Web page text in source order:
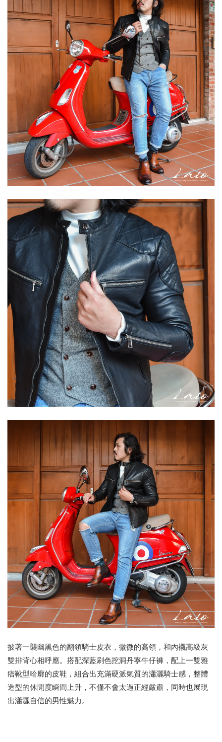
披著一襲幽黑色的翻領騎士皮衣，微微的高領，和內襯高級灰
雙排背心相呼應。搭配深藍刷色挖洞丹寧牛仔褲，配上一雙雅
痞靴型輪廓的皮鞋，組合出充滿硬派氣質的瀟灑騎士感，整體
造型的休閒度瞬間上升，不僅不會太過正經嚴肅，同時也展現
出瀟灑自信的男性魅力。